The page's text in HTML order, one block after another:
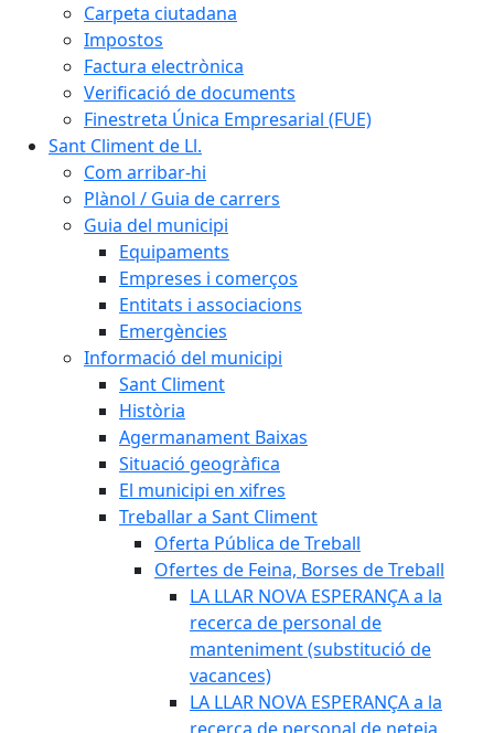
Carpeta ciutadana
Impostos
Factura electrònica
Verificació de documents
Finestreta Única Empresarial (FUE)
Sant Climent de Ll.
Com arribar-hi
Plànol / Guia de carrers
Guia del municipi
Equipaments
Empreses i comerços
Entitats i associacions
Emergències
Informació del municipi
Sant Climent
Història
Agermanament Baixas
Situació geogràfica
El municipi en xifres
Treballar a Sant Climent
Oferta Pública de Treball
Ofertes de Feina, Borses de Treball
LA LLAR NOVA ESPERANÇA a la
recerca de personal de
manteniment (substitució de
vacances)
LA LLAR NOVA ESPERANÇA a la